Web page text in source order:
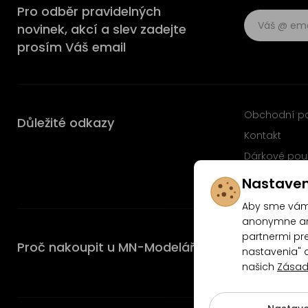
Pro odběr pravidelných
novinek, akcí a slev zadejte
prosím Váš email
Důležité odkazy Obchodní
Kontakt
Dárkové
Časté dotazy
Proč nakoupit u MN-Modelář.cz
4.9/5
Aby sme
anonymne
partnermi
nastavenia"
našich